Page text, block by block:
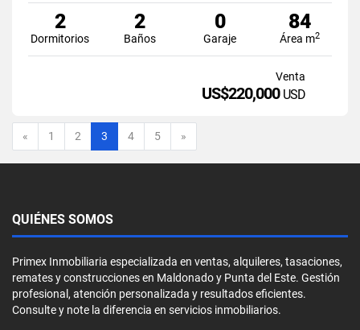
2
Dormitorios
2
Baños
0
Garaje
84
Área m2
Venta
US$220,000 USD
« Anterior
1 2 3 4 5 »
QUIÉNES SOMOS
Primex Inmobiliaria especializada en ventas, alquileres, tasaciones,
remates y construcciones en Maldonado y Punta del Este. Gestión
profesional, atención personalizada y resultados eficientes.
Consulte y note la diferencia en servicios inmobiliarios.